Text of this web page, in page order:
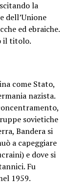
la
dell’Unione
ed ebraiche.
il titolo.
come Stato,
nazista.
sovietiche
Bandera si
a capeggiare
e dove si
Fu
1959.